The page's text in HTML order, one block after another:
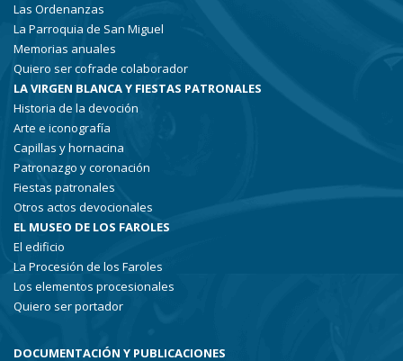
Las Ordenanzas
La Parroquia de San Miguel
Memorias anuales
Quiero ser cofrade colaborador
LA VIRGEN BLANCA Y FIESTAS PATRONALES
Historia de la devoción
Arte e iconografía
Capillas y hornacina
Patronazgo y coronación
Fiestas patronales
Otros actos devocionales
EL MUSEO DE LOS FAROLES
El edificio
La Procesión de los Faroles
Los elementos procesionales
Quiero ser portador
DOCUMENTACIÓN Y PUBLICACIONES